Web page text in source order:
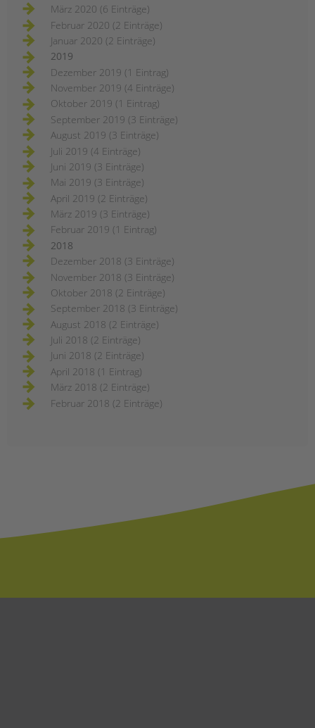
März 2020 (6 Einträge)
Februar 2020 (2 Einträge)
Januar 2020 (2 Einträge)
2019
Dezember 2019 (1 Eintrag)
November 2019 (4 Einträge)
Oktober 2019 (1 Eintrag)
September 2019 (3 Einträge)
August 2019 (3 Einträge)
Juli 2019 (4 Einträge)
Juni 2019 (3 Einträge)
Mai 2019 (3 Einträge)
April 2019 (2 Einträge)
März 2019 (3 Einträge)
Februar 2019 (1 Eintrag)
2018
Dezember 2018 (3 Einträge)
November 2018 (3 Einträge)
Oktober 2018 (2 Einträge)
September 2018 (3 Einträge)
August 2018 (2 Einträge)
Juli 2018 (2 Einträge)
Juni 2018 (2 Einträge)
April 2018 (1 Eintrag)
März 2018 (2 Einträge)
Februar 2018 (2 Einträge)